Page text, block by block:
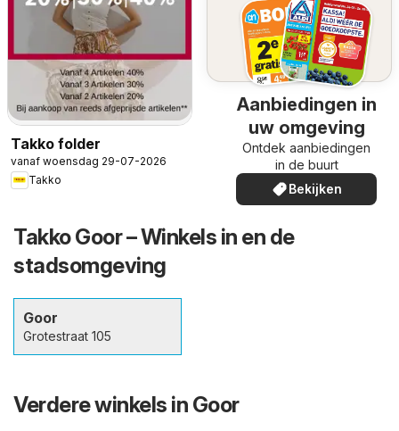
Takko folder
vanaf woensdag 29-07-2026
Takko
Aanbiedingen in
uw omgeving
Ontdek aanbiedingen
in de buurt
Bekijken
Takko Goor – Winkels in en de
stadsomgeving
Goor
Grotestraat 105
Verdere winkels in Goor